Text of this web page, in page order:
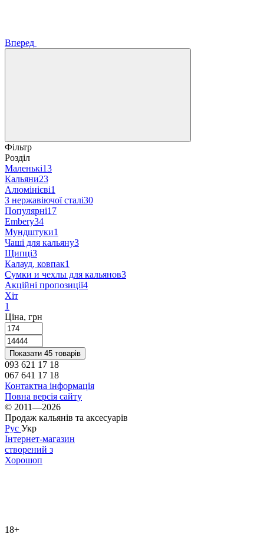
Вперед
Фільтр
Розділ
Маленькі13
Кальяни23
Алюмінієві1
З нержавіючої сталі30
Популярні17
Embery34
Мундштуки1
Чаші для кальяну3
Щипці3
Калауд, ковпак1
Сумки и чехлы для кальянов3
Акційні пропозиції4
Хіт
1
Ціна, грн
Показати 45 товарів
093 621 17 18
067 641 17 18
Контактна інформація
Повна версія сайту
© 2011—2026
Продаж кальянів та аксесуарів
Рус Укр
Інтернет-магазин
створений з
Хорошоп
18+